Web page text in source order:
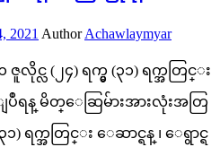
2021 Author Achawlaymyar
င္လ (၂၄) ရက္မွ (၃၁) ရက္အတြင္း
ပဳရန္ မိတ္ေဆြမ်ားအားလုံးအတြ
၁) ရက္အတြင္း ေဆာင္ရန္ ၊ ေရွာင္ရ